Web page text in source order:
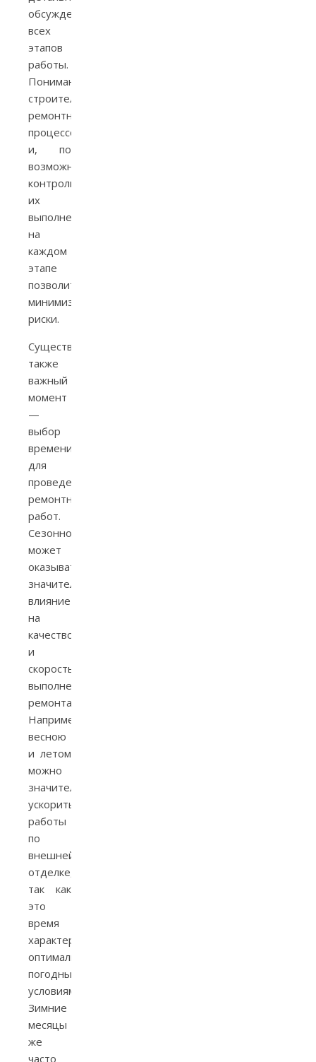
обсуждения
всех
этапов
работы.
Понимание
строительно-
ремонтных
процессов
и, по
возможности,
контроль
их
выполнения
на
каждом
этапе
позволит
минимизировать
риски.
Существует
также
важный
момент
—
выбор
времени
для
проведения
ремонтных
работ.
Сезонность
может
оказывать
значительное
влияние
на
качество
и
скорость
выполнения
ремонта.
Например,
весною
и летом
можно
значительно
ускорить
работы
по
внешней
отделке,
так как
это
время
характеризуется
оптимальными
погодными
условиями.
Зимние
месяцы
же
часто